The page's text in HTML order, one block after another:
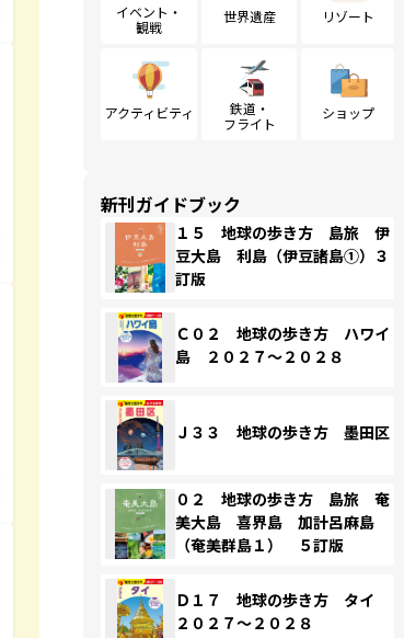
イベント・
観戦
世界遺産 リゾート
アクティビティ
鉄道・
フライト
ショップ
新刊ガイドブック
１５ 地球の歩き方 島旅 伊
豆大島 利島（伊豆諸島①）３
訂版
Ｃ０２ 地球の歩き方 ハワイ
島 ２０２７～２０２８
Ｊ３３ 地球の歩き方 墨田区
０２ 地球の歩き方 島旅 奄
美大島 喜界島 加計呂麻島
（奄美群島１） ５訂版
Ｄ１７ 地球の歩き方 タイ
２０２７～２０２８